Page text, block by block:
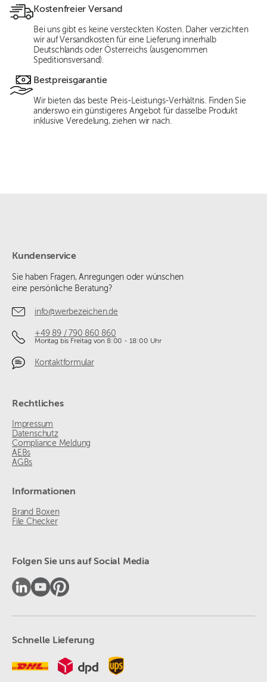
Kostenfreier Versand
Bei uns gibt es keine versteckten Kosten. Daher verzichten
wir auf Versandkosten für eine Lieferung innerhalb
Deutschlands oder Österreichs (ausgenommen
Speditionsversand).
Bestpreisgarantie
Wir bieten das beste Preis-Leistungs-Verhältnis. Finden Sie
anderswo ein günstigeres Angebot für dasselbe Produkt
inklusive Veredelung, ziehen wir nach.
Kundenservice
Sie haben Fragen, Anregungen oder wünschen
eine persönliche Beratung?
info@werbezeichen.de
+49 89 / 790 860 860
Montag bis Freitag von 8:00 - 18:00 Uhr
Kontaktformular
Rechtliches
Impressum
Datenschutz
Compliance Meldung
AEBs
AGBs
Informationen
Brand Boxen
File Checker
Folgen Sie uns auf Social Media
Schnelle Lieferung